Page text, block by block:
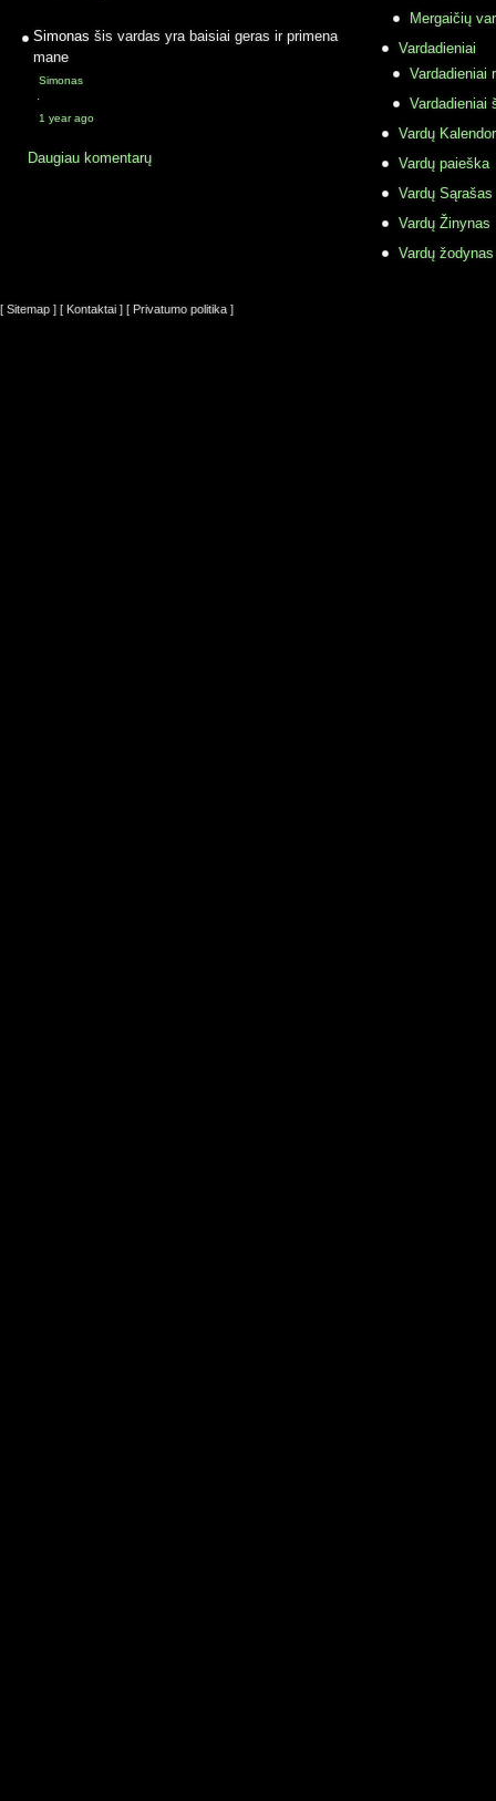
Simonas šis vardas yra baisiai geras ir primena
mane
Simonas
·
1 year ago
Daugiau komentarų
Mergaičių
Vardadieniai
Vardadieniai
Vardadieniai
Vardų
Vardų paieška
Vardų Sąrašas
Vardų Žinynas
Vardų
[ Sitemap ] [ Kontaktai ] [ Privatumo politika ]